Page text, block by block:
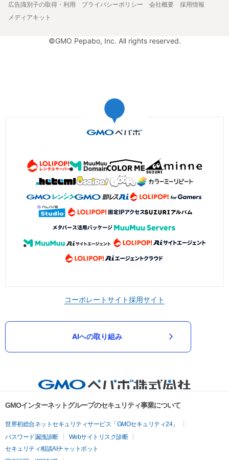
広告識別子の取得・利用
プライバシーポリシー 会社概要
採用情報
メディアキット
©GMO Pepabo, Inc. All rights reserved.
コーポレートサイト採用サイト
AIへの取り組み
GMOインターネットグループのセキュリティ事業について
世界初総合ネットセキュリティサービス「GMOセキュリティ24」
パスワード漏洩診断
Webサイトリスク診断
セキュリティ相談AIチャットボット